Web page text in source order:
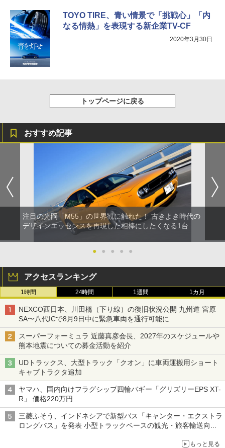
TOYO TIRE、青い情景で「挑戦心」「内
なる情熱」を表現する新企業TV-CF
2020年3月30日
トップページに戻る
おすすめ記事
注目の光岡「M55」の世界観に触れた！ 古きよき時代の
デザインエッセンスを再現した相棒にしたくなる1台
● ● ● ● ●
アクセスランキング
1時間 24時間 1週間 1カ月
NEXCO西日本、川田橋（下り線）の復旧状況公開 九州道 宮原
SA〜八代ICで8月9日中に緊急車両を通行可能に
スーパーフォーミュラ 近藤真彦会長、2027年のスケジュールや
熊本地震についての募金活動を紹介
UDトラックス、大型トラック「クオン」に車両運搬用ショート
キャブトラクタ追加
ヤマハ、国内向けフラグシップ四輪バギー「グリズリーEPS XT-
R」 価格220万円
三菱ふそう、インドネシアで新型バス「キャンター・エクストラ
ロングバス」を発表 小型トラックベースの観光・旅客輸送向け
もっと見る